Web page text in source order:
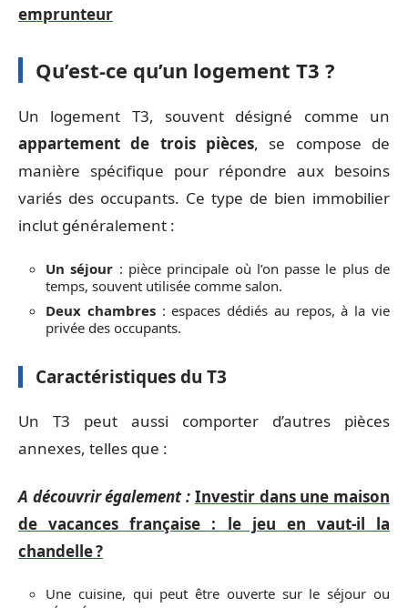
emprunteur
Qu’est-ce qu’un logement T3 ?
Un logement T3, souvent désigné comme un
appartement de trois pièces, se compose de
manière spécifique pour répondre aux besoins
variés des occupants. Ce type de bien immobilier
inclut généralement :
Un séjour : pièce principale où l’on passe le plus de
temps, souvent utilisée comme salon.
Deux chambres: espaces dédiés au repos, à la vie
privée des occupants.
Caractéristiques du T3
Un T3 peut aussi comporter d’autres pièces
annexes, telles que :
A découvrir également : Investir dans une maison
de vacances française : le jeu en vaut-il la
chandelle ?
Une cuisine, qui peut être ouverte sur le séjour ou